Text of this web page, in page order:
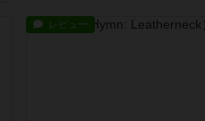
レビュー